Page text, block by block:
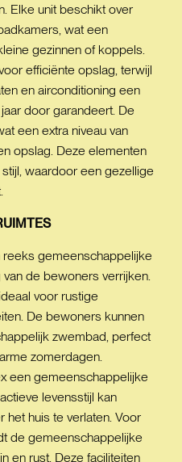
Elke unit beschikt over
wat een
gezinnen of koppels.
efficiënte opslag, terwijl
en airconditioning een
door garandeert. De
een extra niveau van
opslag. Deze elementen
waardoor een gezellige
gemeenschappelijke
de bewoners verrijken.
voor rustige
De bewoners kunnen
zwembad, perfect
zomerdagen.
een gemeenschappelijke
levensstijl kan
huis te verlaten. Voor
de gemeenschappelijke
en rust. Deze faciliteiten